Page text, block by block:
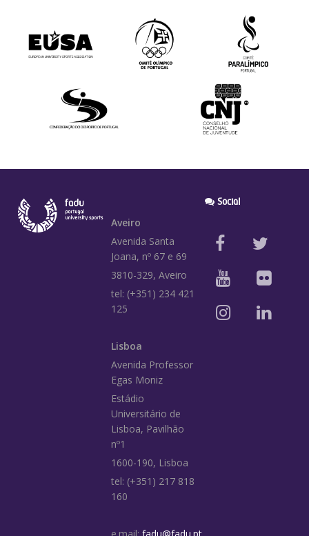
Aveiro
Avenida Santa
Joana, nº 67 e 69
3810-329, Aveiro
tel: (+351) 234 421
125
Lisboa
Avenida Professor
Egas Moniz
Estádio
Universitário de
Lisboa, Pavilhão
nº1
1600-190, Lisboa
tel: (+351) 217 818
160
Social